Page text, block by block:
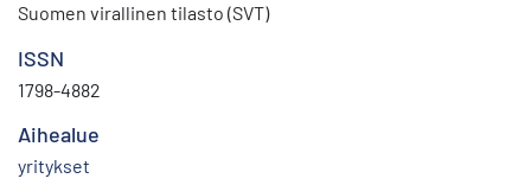
Suomen virallinen tilasto (SVT)
ISSN
1798-4882
Aihealue
yritykset